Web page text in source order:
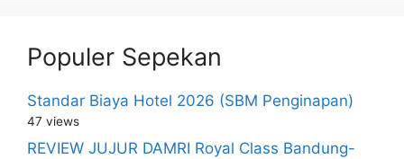
Populer Sepekan
Standar Biaya Hotel 2026 (SBM Penginapan)
47 views
REVIEW JUJUR DAMRI Royal Class Bandung-